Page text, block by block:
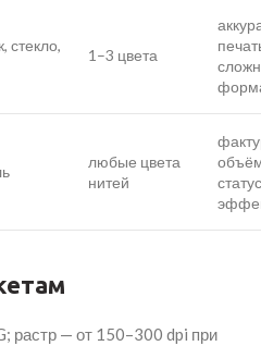
стекло,
1–3 цвета
любые цвета
нитей
растр — от 150–300 dpi при